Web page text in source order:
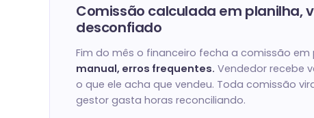
Comissão calculada em planilha,
desconfiado
Fim do mês o financeiro fecha a comissão em
manual, erros frequentes. Vendedor recebe
o que ele acha que vendeu. Toda comissão
gestor gasta horas reconciliando.